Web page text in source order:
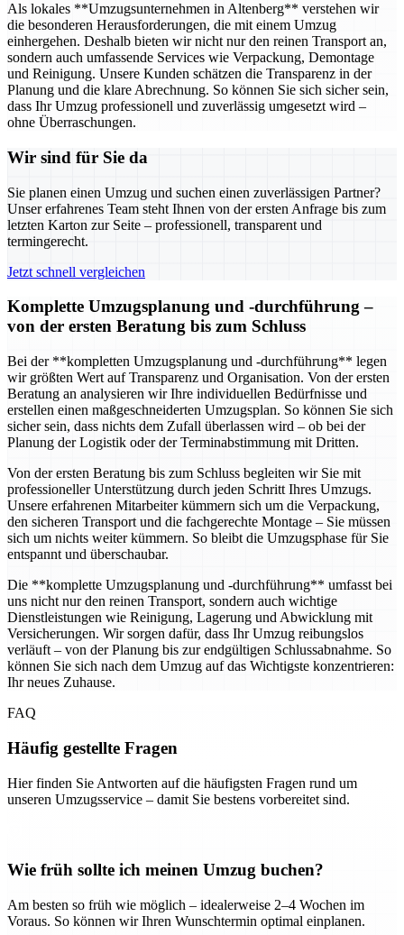
Als lokales **Umzugsunternehmen in Altenberg** verstehen wir
die besonderen Herausforderungen, die mit einem Umzug
einhergehen. Deshalb bieten wir nicht nur den reinen Transport an,
sondern auch umfassende Services wie Verpackung, Demontage
und Reinigung. Unsere Kunden schätzen die Transparenz in der
Planung und die klare Abrechnung. So können Sie sich sicher sein,
dass Ihr Umzug professionell und zuverlässig umgesetzt wird –
ohne Überraschungen.
Wir sind für Sie da
Sie planen einen Umzug und suchen einen zuverlässigen Partner?
Unser erfahrenes Team steht Ihnen von der ersten Anfrage bis zum
letzten Karton zur Seite – professionell, transparent und
termingerecht.
Jetzt schnell vergleichen
Komplette Umzugsplanung und -durchführung –
von der ersten Beratung bis zum Schluss
Bei der **kompletten Umzugsplanung und -durchführung** legen
wir größten Wert auf Transparenz und Organisation. Von der ersten
Beratung an analysieren wir Ihre individuellen Bedürfnisse und
erstellen einen maßgeschneiderten Umzugsplan. So können Sie sich
sicher sein, dass nichts dem Zufall überlassen wird – ob bei der
Planung der Logistik oder der Terminabstimmung mit Dritten.
Von der ersten Beratung bis zum Schluss begleiten wir Sie mit
professioneller Unterstützung durch jeden Schritt Ihres Umzugs.
Unsere erfahrenen Mitarbeiter kümmern sich um die Verpackung,
den sicheren Transport und die fachgerechte Montage – Sie müssen
sich um nichts weiter kümmern. So bleibt die Umzugsphase für Sie
entspannt und überschaubar.
Die **komplette Umzugsplanung und -durchführung** umfasst bei
uns nicht nur den reinen Transport, sondern auch wichtige
Dienstleistungen wie Reinigung, Lagerung und Abwicklung mit
Versicherungen. Wir sorgen dafür, dass Ihr Umzug reibungslos
verläuft – von der Planung bis zur endgültigen Schlussabnahme. So
können Sie sich nach dem Umzug auf das Wichtigste konzentrieren:
Ihr neues Zuhause.
FAQ
Häufig gestellte Fragen
Hier finden Sie Antworten auf die häufigsten Fragen rund um
unseren Umzugsservice – damit Sie bestens vorbereitet sind.
Wie früh sollte ich meinen Umzug buchen?
Am besten so früh wie möglich – idealerweise 2–4 Wochen im
Voraus. So können wir Ihren Wunschtermin optimal einplanen.